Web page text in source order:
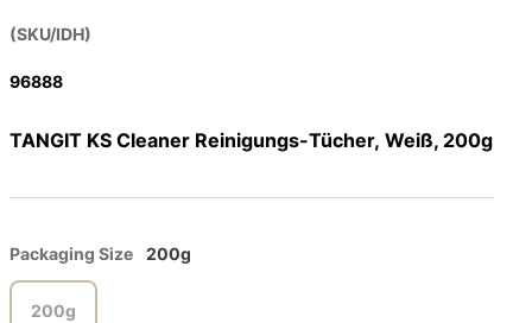
(SKU/IDH)
96888
TANGIT KS Cleaner Reinigungs-Tücher, Weiß, 200g
Packaging Size 200g
200g